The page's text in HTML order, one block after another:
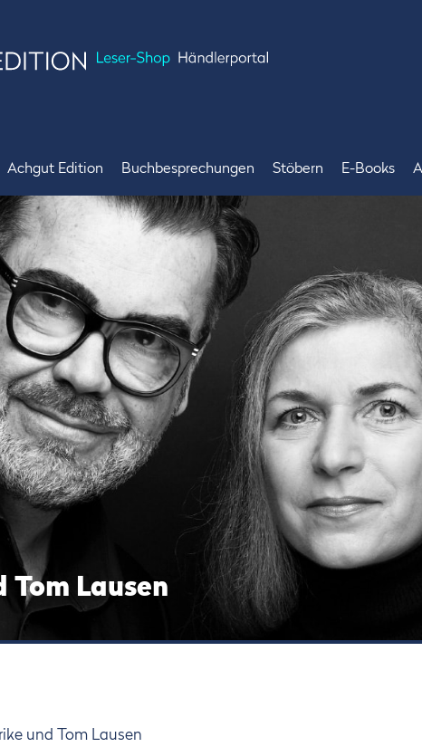
Achgut Edition Buchbesprechungen
Stöbern
E-Books
Tom Lausen
und Tom Lausen